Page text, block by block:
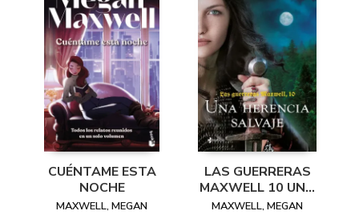
CUÉNTAME ESTA
NOCHE
MAXWELL, MEGAN
LAS GUERRERAS
MAXWELL 10 UNA
HERENCIA SALVAJE
MAXWELL, MEGAN